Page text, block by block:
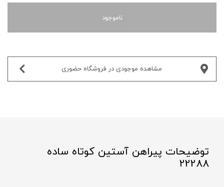
ناموجود
مشاهده موجودی در فروشگاه حضوری‌
توضیحات پیراهن آستین کوتاه ساده
22288